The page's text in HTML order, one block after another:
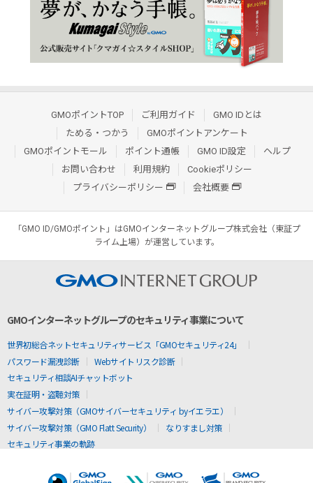
GMOポイントTOP ご利用ガイド
GMO IDとは
ためる・つかう
GMOポイントアンケート
GMOポイントモール
ポイント通帳 GMO ID設定
ヘルプ
お問い合わせ
利用規約
Cookieポリシー
プライバシーポリシー
会社概要
「GMO ID/GMOポイント」はGMOインターネットグループ株式会社（東証プ
ライム上場）が運営しています。
GMOインターネットグループのセキュリティ事業について
世界初総合ネットセキュリティサービス「GMOセキュリティ24」
パスワード漏洩診断
Webサイトリスク診断
セキュリティ相談AIチャットボット
実在証明・盗聴対策
サイバー攻撃対策（GMOサイバーセキュリティ byイエラエ）
サイバー攻撃対策（GMO Flatt Security）
なりすまし対策
セキュリティ事業の軌跡